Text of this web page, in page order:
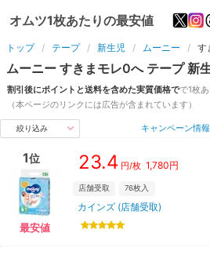
オムツ1枚あたりの最安値
トップ テープ 新生児 ムーニー す
ムーニー すきまモレ0へ テープ 新
割引後にポイントと送料を含めた実質価格でで1枚
（本ページのリンクには広告が含まれています）
絞り込み キャンペーン情報
1位
最安値
23.4 円/枚 1,780円
店舗受取 76枚入
カインズ (店舗受取)